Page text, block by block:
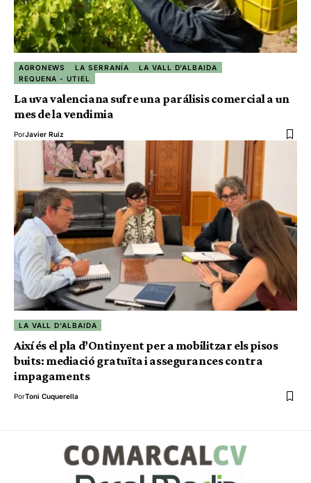
AGRONEWS LA SERRANÍA
LA VALL D'ALBAIDA
REQUENA - UTIEL
La uva valenciana sufre una parálisis comercial a un
mes de la vendimia
PorJavier Ruiz
LA VALL D'ALBAIDA
Així és el pla d’Ontinyent per a mobilitzar els pisos
buits: mediació gratuïta i assegurances contra
impagaments
PorToni Cuquerella